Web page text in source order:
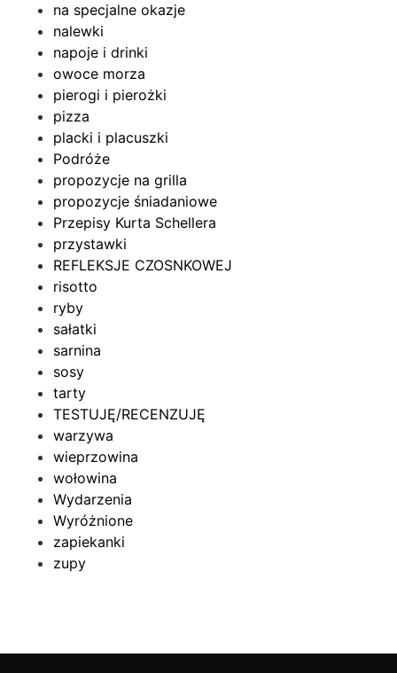
na specjalne okazje
nalewki
napoje i drinki
owoce morza
pierogi i pierożki
pizza
placki i placuszki
Podróże
propozycje na grilla
propozycje śniadaniowe
Przepisy Kurta Schellera
przystawki
REFLEKSJE CZOSNKOWEJ
risotto
ryby
sałatki
sarnina
sosy
tarty
TESTUJĘ/RECENZUJĘ
warzywa
wieprzowina
wołowina
Wydarzenia
Wyróżnione
zapiekanki
zupy